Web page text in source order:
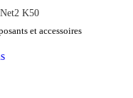
K50
et accessoires